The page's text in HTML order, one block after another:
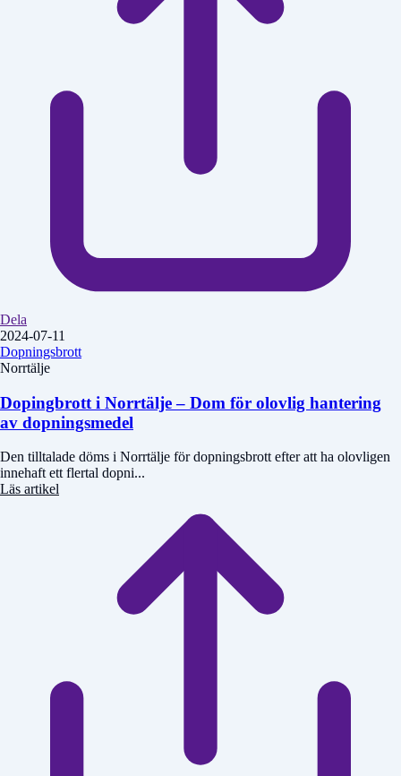
Dela
2024-07-11
Dopningsbrott
Norrtälje
Dopingbrott i Norrtälje – Dom för olovlig hantering
av dopningsmedel
Den tilltalade döms i Norrtälje för dopningsbrott efter att ha olovligen
innehaft ett flertal dopni...
Läs artikel